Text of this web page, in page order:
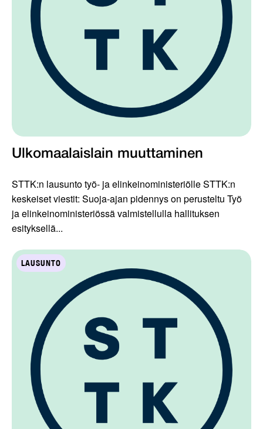
Ulkomaalaislain muuttaminen
STTK:n lausunto työ- ja elinkeinoministeriölle STTK:n
keskeiset viestit: Suoja-ajan pidennys on perusteltu Työ
ja elinkeinoministeriössä valmistellulla hallituksen
esityksellä...
LAUSUNTO